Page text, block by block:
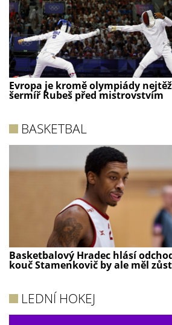
Evropa je kromě olympiády
šermíř Rubeš před mistrovstvím
BASKETBAL
Basketbalový Hradec hlásí
kouč Stamenkovič by ale měl
LEDNÍ HOKEJ